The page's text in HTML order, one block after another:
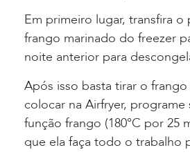
Em primeiro lugar, transfira
frango marinado do freezer
noite anterior para
Após isso basta tirar o
colocar na Airfryer, programe
função frango (180°C por 25
que ela faça todo o trabalho